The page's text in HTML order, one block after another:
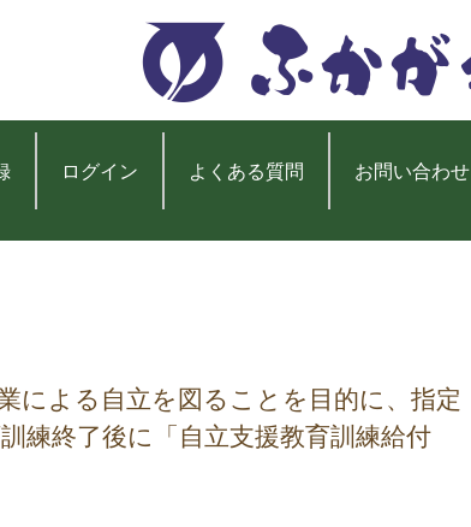
ログイン よくある質問 お問い合わせ
による自立を図ることを目的に、指定
練終了後に「自立支援教育訓練給付